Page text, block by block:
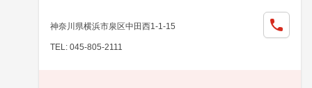
神奈川県横浜市泉区中田西1-1-15
TEL: 045-805-2111